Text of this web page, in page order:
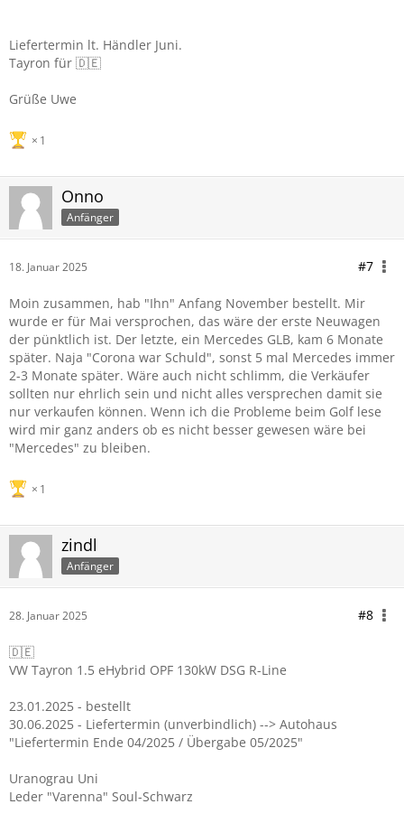
Liefertermin lt. Händler Juni.
Tayron für 🇩🇪
Grüße Uwe
1
Onno
Anfänger
18. Januar 2025 #7
Moin zusammen, hab "Ihn" Anfang November bestellt. Mir
wurde er für Mai versprochen, das wäre der erste Neuwagen
der pünktlich ist. Der letzte, ein Mercedes GLB, kam 6 Monate
später. Naja "Corona war Schuld", sonst 5 mal Mercedes immer
2-3 Monate später. Wäre auch nicht schlimm, die Verkäufer
sollten nur ehrlich sein und nicht alles versprechen damit sie
nur verkaufen können. Wenn ich die Probleme beim Golf lese
wird mir ganz anders ob es nicht besser gewesen wäre bei
"Mercedes" zu bleiben.
1
zindl
Anfänger
28. Januar 2025 #8
🇩🇪
VW Tayron 1.5 eHybrid OPF 130kW DSG R-Line
23.01.2025 - bestellt
30.06.2025 - Liefertermin (unverbindlich) --> Autohaus
"Liefertermin Ende 04/2025 / Übergabe 05/2025"
Uranograu Uni
Leder "Varenna" Soul-Schwarz